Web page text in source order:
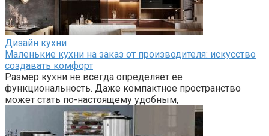
Дизайн кухни
Маленькие кухни на заказ от производителя: искусство
создавать комфорт
Размер кухни не всегда определяет ее
функциональность. Даже компактное пространство
может стать по-настоящему удобным,